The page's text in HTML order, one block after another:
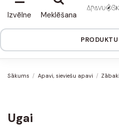
Izvēlne Meklēšana
Sākums Apavi, sieviešu apavi Zābaki
Ugai